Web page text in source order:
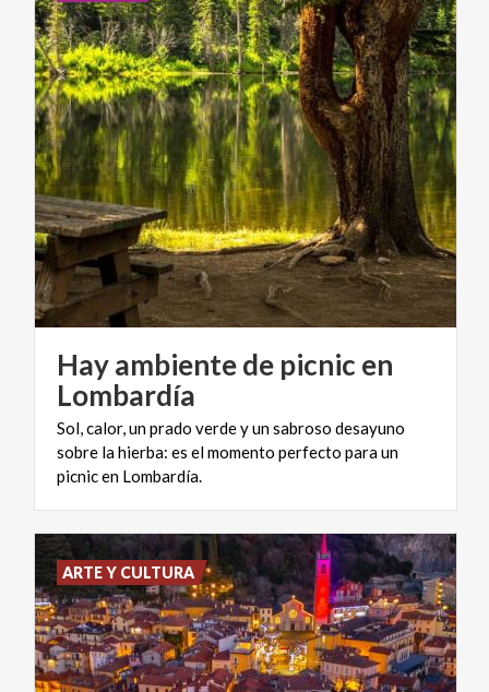
Hay ambiente de picnic en
Lombardía
Sol, calor, un prado verde y un sabroso desayuno
sobre la hierba: es el momento perfecto para un
picnic en Lombardía.
ARTE Y CULTURA